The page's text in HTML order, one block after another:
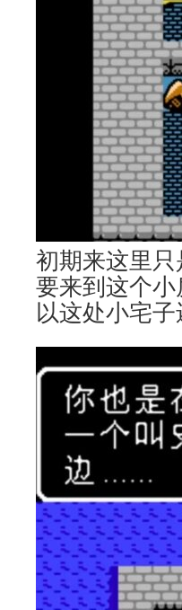
初期来这里
要来到这个
以这处小宅